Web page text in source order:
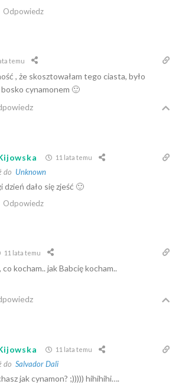
Odpowiedz
temu
, że skosztowałam tego ciasta, było
cynamonem 🙂
11 lata temu
do Unknown
dało się zjeść 🙂
Odpowiedz
11 lata temu
kocham.. jak Babcię kocham..
11 lata temu
do Salvador Dali
jak cynamon? ;))))) hihihihi….